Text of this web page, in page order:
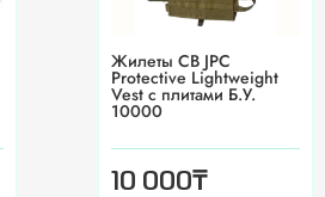
Жилеты CB JPC
Protective Lightweight
Vest с плитами Б.У.
10000
10 000₸